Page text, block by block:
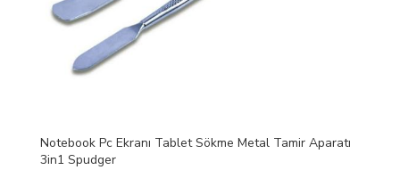
Notebook Pc Ekranı Tablet Sökme Metal Tamir Aparatı
3in1 Spudger